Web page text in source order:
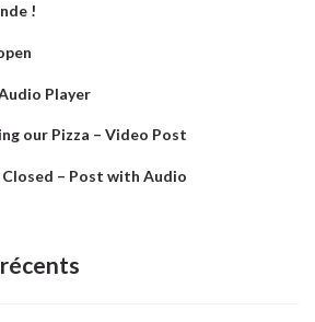
!
Player
our Pizza – Video Post
– Post with Audio